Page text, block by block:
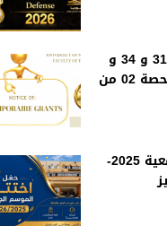
إعلان عن المنح المؤقت للاستشارة 31 و 34 و
الحصة 1 و 2 من الاستشارة 33 و الحصة 02 من
كلية التكنولوجيا تختتم السنة الجامعية 2025-